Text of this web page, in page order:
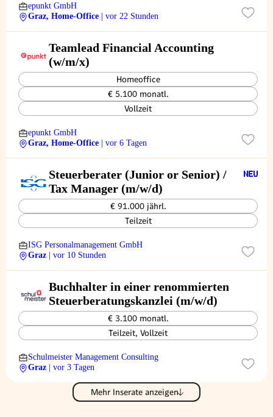
epunkt GmbH
Graz, Home-Office
| vor 22 Stunden
Teamlead Financial Accounting
(w/m/x)
Homeoffice
€ 5.100 monatl.
Vollzeit
epunkt GmbH
Graz, Home-Office
| vor 6 Tagen
Steuerberater (Junior or Senior) /
Tax Manager (m/w/d)
€ 91.000 jährl.
Teilzeit
ISG Personalmanagement GmbH
Graz
| vor 10 Stunden
Buchhalter in einer renommierten
Steuerberatungskanzlei (m/w/d)
€ 3.100 monatl.
Teilzeit, Vollzeit
Schulmeister Management Consulting
Graz
| vor 3 Tagen
Mehr Inserate anzeigen